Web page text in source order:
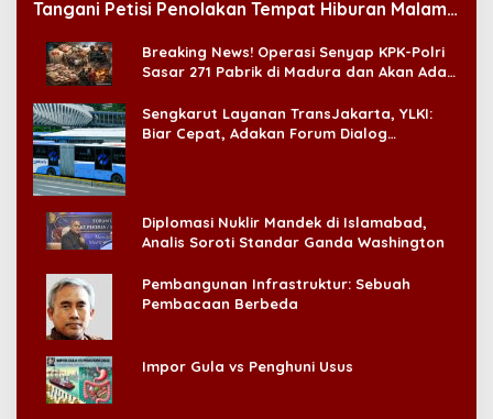
Tangani Petisi Penolakan Tempat Hiburan Malam
Breaking News! Operasi Senyap KPK-Polri
Sasar 271 Pabrik di Madura dan Akan Ada
Sengkarut Layanan TransJakarta, YLKI:
Biar Cepat, Adakan Forum Dialog
Diplomasi Nuklir Mandek di Islamabad,
Analis Soroti Standar Ganda Washington
Pembangunan Infrastruktur: Sebuah
Pembacaan Berbeda
Impor Gula vs Penghuni Usus